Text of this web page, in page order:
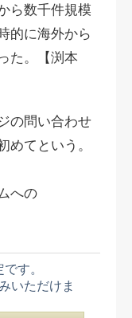
ら数千件規模
的に海外から
た。【渕本
の問い合わせ
めてという。
への
す。
いただけま